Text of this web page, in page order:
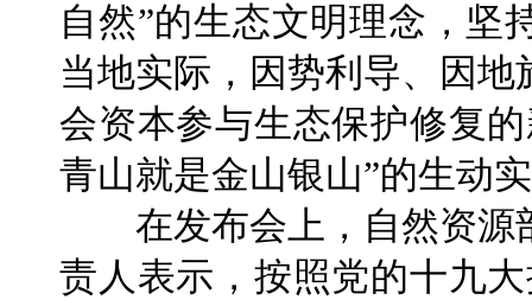
自然”的生态文明理念，坚
当地实际，因势利导、因
会资本参与生态保护修复
青山就是金山银山”的生动
在发布会上，自然资源
责人表示，按照党的十九